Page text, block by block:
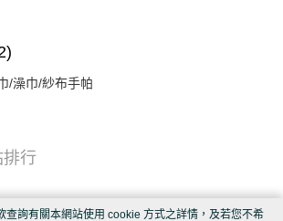
/澡巾/紗布手帕
排行
查詢有關本網站使用 cookie 方式之詳情，及若您不希